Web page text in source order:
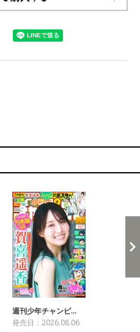
週刊少年チャンピ…
発売日：2026.08.06